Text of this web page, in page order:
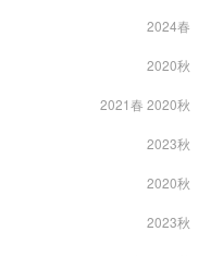
2024春
2020秋
2021春 2020秋
2023秋
2020秋
2023秋